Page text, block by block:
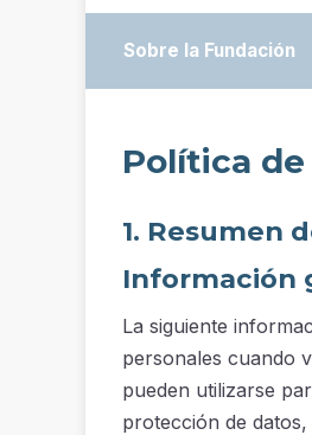
Sobre la Fundación
Política
1. Resumen
Información
La siguiente
personales cuando
pueden utilizarse
protección de